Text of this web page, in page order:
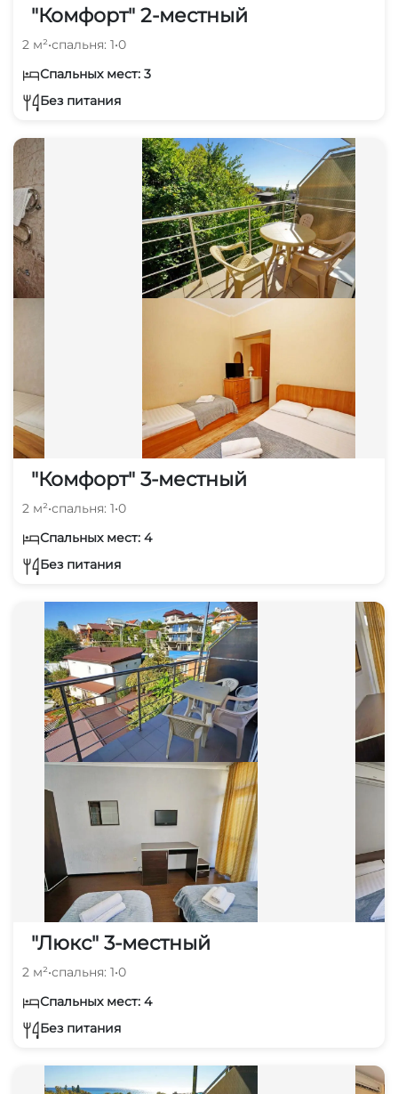
"Комфорт" 2-местный
2 м²•спальня: 1•0
Спальных мест: 3
Без питания
"Комфорт" 3-местный
2 м²•спальня: 1•0
Спальных мест: 4
Без питания
"Люкс" 3-местный
2 м²•спальня: 1•0
Спальных мест: 4
Без питания